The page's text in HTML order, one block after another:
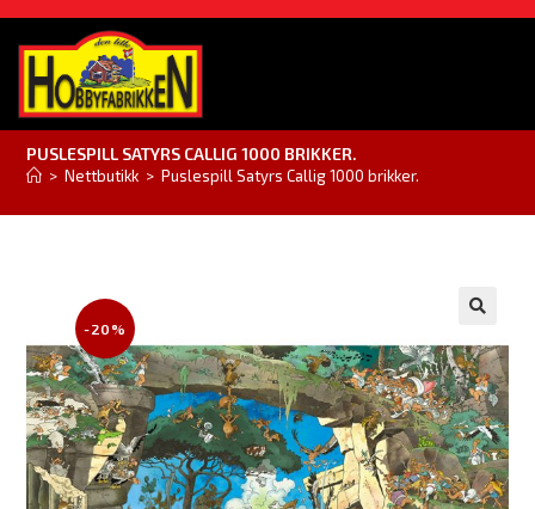
PUSLESPILL SATYRS CALLIG 1000 BRIKKER.
> Nettbutikk > Puslespill Satyrs Callig 1000 brikker.
-20%